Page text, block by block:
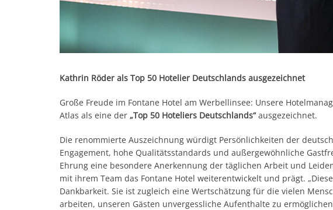
Kathrin Röder als Top 50 Hotelier Deutschlands ausgezeichnet
Große Freude im Fontane Hotel am Werbellinsee: Unsere
Atlas als eine der „Top 50 Hoteliers Deutschlands“ausgezeichnet.
Die renommierte Auszeichnung würdigt Persönlichkeiten der
Engagement, hohe Qualitätsstandards und außergewöhnliche
Ehrung eine besondere Anerkennung der täglichen Arbeit und
mit ihrem Team das Fontane Hotel weiterentwickelt und prägt.
Dankbarkeit. Sie ist zugleich eine Wertschätzung für die vielen
arbeiten, unseren Gästen unvergessliche Aufenthalte zu